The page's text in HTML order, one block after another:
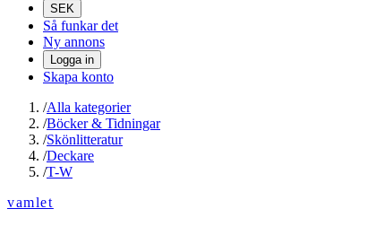
SEK
Så funkar det
Ny annons
Logga in
Skapa konto
/Alla kategorier
/Böcker & Tidningar
/Skönlitteratur
/Deckare
/T-W
vamlet